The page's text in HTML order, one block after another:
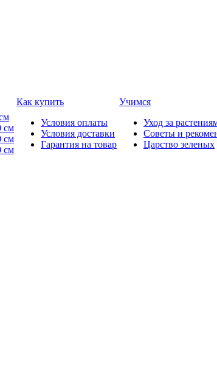
см
см
см
Как купить
Условия оплаты
Условия доставки
Гарантия на товар
Учимся
Уход за
Советы и
Царство зеленых